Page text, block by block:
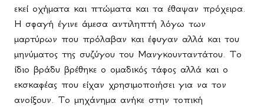
εκεί οχήματα και πτώματα και τα έθαψαν πρόχειρα.
Η σφαγή έγινε άμεσα αντιληπτή λόγω των
μαρτύρων που πρόλαβαν και έφυγαν αλλά και του
μηνύματος της συζύγου του Μανγκουνταντάτου. Το
ίδιο βράδυ βρέθηκε ο ομαδικός τάφος αλλά και ο
εκσκαφέας που είχαν χρησιμοποιήσει για να τον
ανοίξουν. Το μηχάνημα ανήκε στην τοπική